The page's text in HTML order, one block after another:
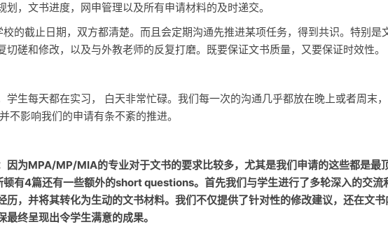
，文书进度，网申管理以及所有申请材料的及时递交。
的截止日期，双方都清楚。而且会定期沟通先推进某项任务，得到共识。特别是
磋和修改，以及与外教老师的反复打磨。既要保证文书质量，又要保证时效性。
学生每天都在实习， 白天非常忙碌。我们每一次的沟通几乎都放在晚上或者周末
不影响我们的申请有条不紊的推进。
因为MPA/MP/MIA的专业对于文书的要求比较多，尤其是我们申请的这些都是最
有4篇还有一些额外的short questions。首先我们与学生进行了多轮深入的交流
历，并将其转化为生动的文书材料。我们不仅提供了针对性的修改建议，还在文书
终呈现出令学生满意的成果。